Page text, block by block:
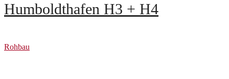
Humboldthafen H3 + H4
Rohbau